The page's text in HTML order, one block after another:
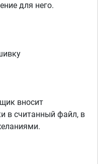
для него.
вносит
в считанный файл, в